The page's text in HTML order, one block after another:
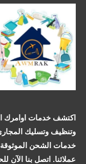
اكتشف خدمات اوامرك
وتنظيف وتسليك
خدمات الشحن
عملائنا. اتصل بنا